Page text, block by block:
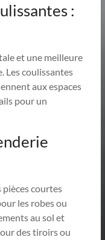
:
et une meilleure
Les coulissantes
aux espaces
pour un
courtes
les robes ou
au sol et
des tiroirs ou